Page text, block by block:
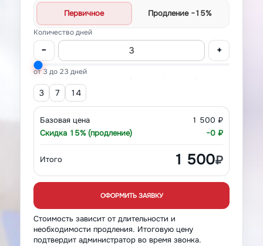
Первичное Продление −15%
Количество дней
− +
от 3 до 23 дней
3 7 14
Базовая цена
1 500 ₽
Скидка 15% (продление)
−0 ₽
Итого 1 500₽
ОФОРМИТЬ ЗАЯВКУ
Стоимость зависит от длительности и
необходимости продления. Итоговую цену
подтвердит администратор во время звонка.